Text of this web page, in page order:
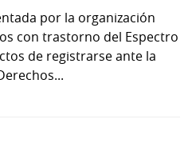
por la organización
con trastorno del Espectro
de registrarse ante la